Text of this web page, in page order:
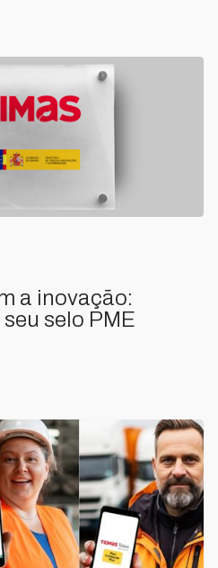
a inovação:
selo PME